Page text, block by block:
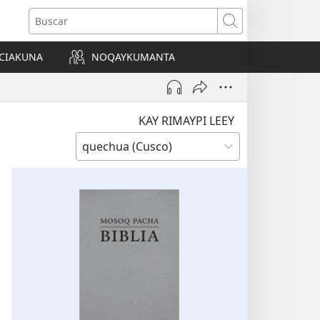
Buscar
NOQAYKUMANTA
KAY RIMAYPI LEEY